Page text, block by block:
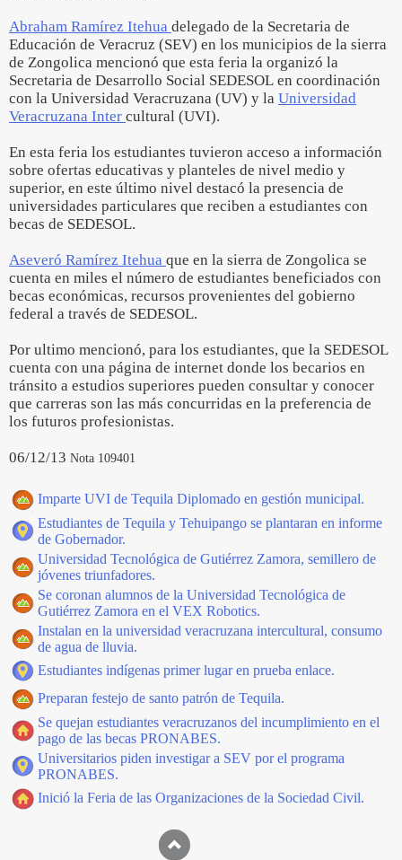
Abraham Ramírez Itehua delegado de la Secretaria de
Educación de Veracruz (SEV) en los municipios de la sierra
de Zongolica mencionó que esta feria la organizó la
Secretaria de Desarrollo Social SEDESOL en coordinación
con la Universidad Veracruzana (UV) y la Universidad
Veracruzana Inter cultural (UVI).
En esta feria los estudiantes tuvieron acceso a información
sobre ofertas educativas y planteles de nivel medio y
superior, en este último nivel destacó la presencia de
universidades particulares que reciben a estudiantes con
becas de SEDESOL.
Aseveró Ramírez Itehua que en la sierra de Zongolica se
cuenta en miles el número de estudiantes beneficiados con
becas económicas, recursos provenientes del gobierno
federal a través de SEDESOL.
Por ultimo mencionó, para los estudiantes, que la SEDESOL
cuenta con una página de internet donde los becarios en
tránsito a estudios superiores pueden consultar y conocer
que carreras son las más concurridas en la preferencia de
los futuros profesionistas.
06/12/13 Nota 109401
Imparte UVI de Tequila Diplomado en gestión municipal.
Estudiantes de Tequila y Tehuipango se plantaran en informe
de Gobernador.
Universidad Tecnológica de Gutiérrez Zamora, semillero de
jóvenes triunfadores.
Se coronan alumnos de la Universidad Tecnológica de
Gutiérrez Zamora en el VEX Robotics.
Instalan en la universidad veracruzana intercultural, consumo
de agua de lluvia.
Estudiantes indígenas primer lugar en prueba enlace.
Preparan festejo de santo patrón de Tequila.
Se quejan estudiantes veracruzanos del incumplimiento en el
pago de las becas PRONABES.
Universitarios piden investigar a SEV por el programa
PRONABES.
Inició la Feria de las Organizaciones de la Sociedad Civil.